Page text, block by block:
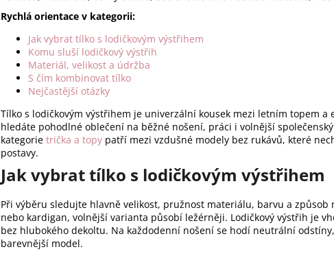
a
y
v
ý
i
s
u
Rychlá orientace v kategorii:
Jak vybrat tílko s lodičkovým výstřihem
Komu sluší lodičkový výstřih
Materiál, velikost a údržba
S čím kombinovat tílko
Nejčastější otázky
Tílko s lodičkovým výstřihem je univerzální kousek mezi letním topem
hledáte pohodlné oblečení na běžné nošení, práci i volnější
kategorie trička a topy patří mezi vzdušné modely bez rukávů, které
postavy.
Jak vybrat tílko s lodičkovým výstřihem
Při výběru sledujte hlavně velikost, pružnost materiálu, barvu a
nebo kardigan, volnější varianta působí ležérněji. Lodičkový výstřih je
bez hlubokého dekoltu. Na každodenní nošení se hodí neutrální
barevnější model.